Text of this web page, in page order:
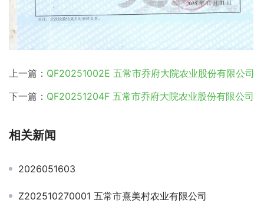
上一篇： QF20251002E 五常市乔府大院农业股份有限公司
下一篇： QF20251204F 五常市乔府大院农业股份有限公司
相关新闻
2026051603
Z202510270001 五常市熹美村农业有限公司